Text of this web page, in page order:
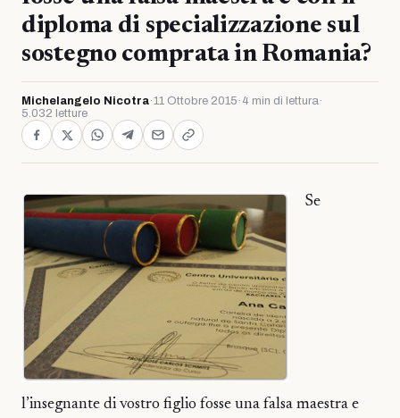
diploma di specializzazione sul
sostegno comprata in Romania?
Michelangelo Nicotra·11 Ottobre 2015 · 4 min di lettura·
5.032 letture
Se
l’insegnante di vostro figlio fosse una falsa maestra e